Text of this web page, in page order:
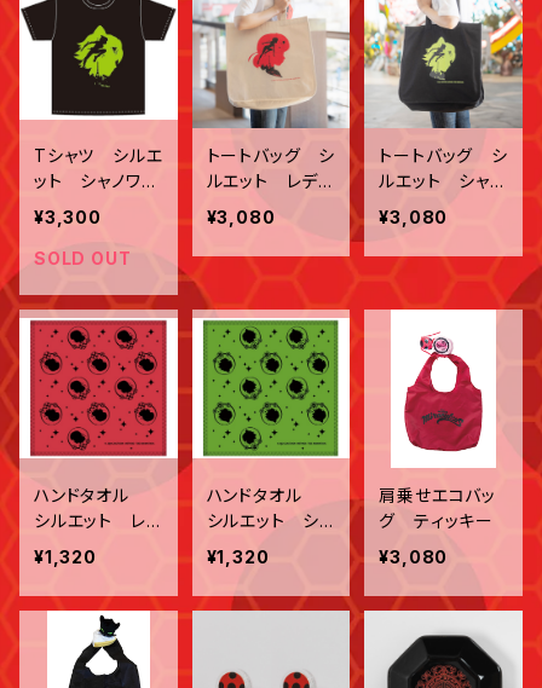
Tシャツ シルエ
ット シャノワー
ル
¥3,300
SOLD OUT
トートバッグ シ
ルエット レディ
バグ
¥3,080
トートバッグ シ
ルエット シャノ
ワール
¥3,080
ハンドタオル
シルエット レデ
ィバグ
¥1,320
ハンドタオル
シルエット シャ
ノワール
¥1,320
肩乗せエコバッ
グ ティッキー
¥3,080